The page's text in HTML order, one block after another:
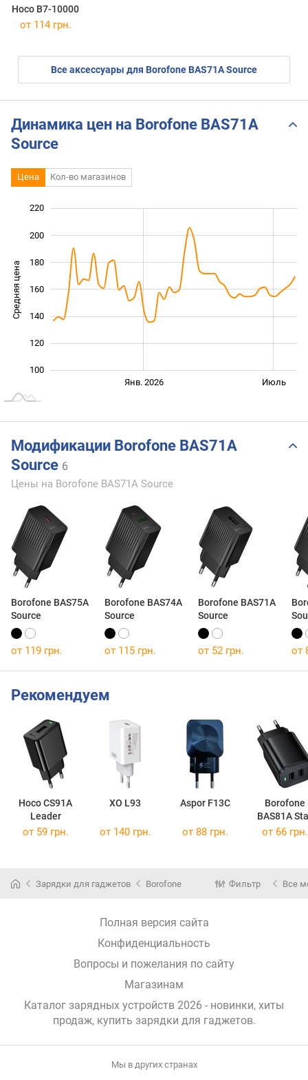
Hoco B7-10000
от 114 грн.
Все аксессуары для Borofone BAS71A Source
Динамика цен на Borofone BAS71A
Source
Цена Кол-во магазинов
Средняя цена 100
100
120
140
160
180
200
220
Янв. 2026 Июль
Модификации Borofone BAS71A
Source 6
Цены на Borofone BAS71A Source
Borofone BAS75A
Source
Borofone BAS74A
Source
Borofone BAS71A
Source
от 119 грн. от 115 грн. от 52 грн. от
Рекомендуем
Hoco CS91A
Leader
XO L93 Aspor F13C
Borofone
BAS81A
от 59 грн. от 140 грн. от 88 грн. от 66 грн.
Зарядки для гаджетов Borofone Фильтр Все
Полная версия сайта
Конфиденциальность
Вопросы и пожелания по сайту
Магазинам
Каталог зарядных устройств 2026 - новинки, хиты
продаж, купить зарядки для гаджетов.
Мы в других странах